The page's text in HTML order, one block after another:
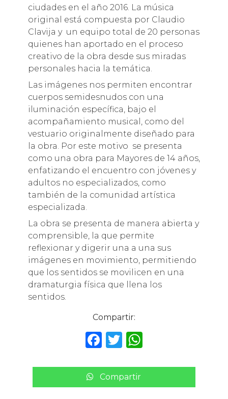
ciudades en el año 2016. La música
original está compuesta por Claudio
Clavija y un equipo total de 20 personas
quienes han aportado en el proceso
creativo de la obra desde sus miradas
personales hacia la temática.
Las imágenes nos permiten encontrar
cuerpos semidesnudos con una
iluminación específica, bajo el
acompañamiento musical, como del
vestuario originalmente diseñado para
la obra. Por este motivo se presenta
como una obra para Mayores de 14 años,
enfatizando el encuentro con jóvenes y
adultos no especializados, como
también de la comunidad artística
especializada.
La obra se presenta de manera abierta y
comprensible, la que permite
reflexionar y digerir una a una sus
imágenes en movimiento, permitiendo
que los sentidos se movilicen en una
dramaturgia física que llena los
sentidos.
Compartir:
F
c
e
T
it
te
W
a
ts
Compartir